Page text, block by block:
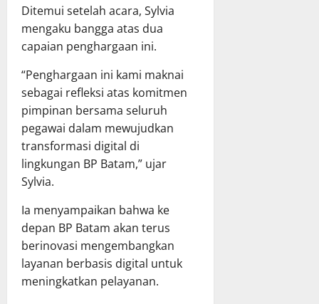
Ditemui setelah acara, Sylvia
mengaku bangga atas dua
capaian penghargaan ini.
“Penghargaan ini kami maknai
sebagai refleksi atas komitmen
pimpinan bersama seluruh
pegawai dalam mewujudkan
transformasi digital di
lingkungan BP Batam,” ujar
Sylvia.
Ia menyampaikan bahwa ke
depan BP Batam akan terus
berinovasi mengembangkan
layanan berbasis digital untuk
meningkatkan pelayanan.